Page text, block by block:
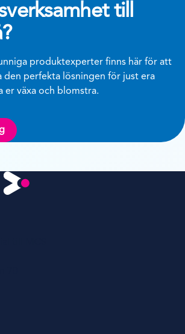
till
produktexperter finns här för att
den perfekta lösningen för just era
er växa och blomstra.